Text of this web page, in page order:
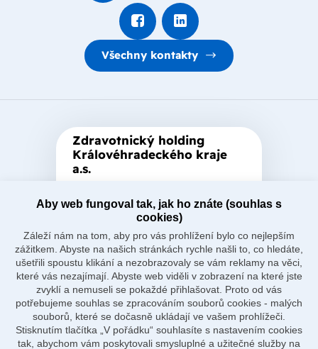
Všechny kontakty
Zdravotnický holding
Královéhradeckého kraje
a.s.
založená Královéhradeckým
krajem, který je jediným
akcionářem společnosti.
Naše nemocnice
O holdingu
Aby web fungoval tak, jak ho znáte (souhlas s
cookies)
Záleží nám na tom, aby pro vás prohlížení bylo co nejlepším
zážitkem. Abyste na našich stránkách rychle našli to, co hledáte,
ušetřili spoustu klikání a nezobrazovaly se vám reklamy na věci,
které vás nezajímají. Abyste web viděli v zobrazení na které jste
zvyklí a nemuseli se pokaždé přihlašovat. Proto od vás
potřebujeme souhlas se zpracováním souborů cookies - malých
souborů, které se dočasně ukládají ve vašem prohlížeči.
Stisknutím tlačítka „V pořádku“ souhlasíte s nastavením cookies
tak, abychom vám poskytovali smysluplné a užitečné služby na